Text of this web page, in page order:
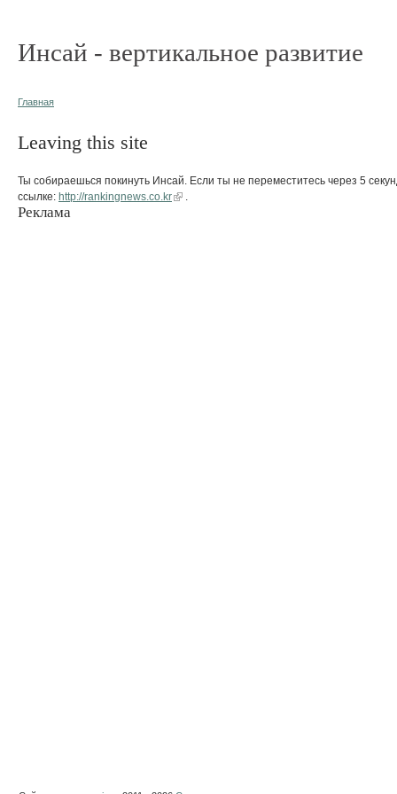
Инсай - вертикальное развитие
Главная
Leaving this site
Ты собираешься покинуть Инсай. Если ты не переместитесь через 5
ссылке: http://rankingnews.co.kr
Реклама